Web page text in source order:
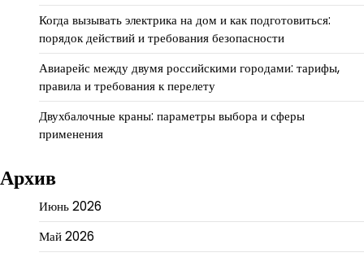
Когда вызывать электрика на дом и как подготовиться:
порядок действий и требования безопасности
Авиарейс между двумя российскими городами: тарифы,
правила и требования к перелету
Двухбалочные краны: параметры выбора и сферы
применения
Архив
Июнь 2026
Май 2026